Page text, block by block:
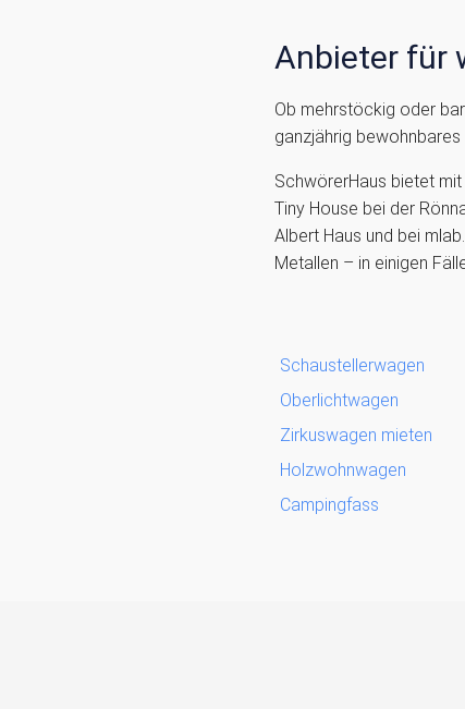
Anbieter für
Ob mehrstöckig oder
ganzjährig
SchwörerHaus bietet
Tiny House bei der
Albert Haus und bei
Metallen – in einigen
Schaustellerwagen
Oberlichtwagen
Zirkuswagen mieten
Holzwohnwagen
Campingfass